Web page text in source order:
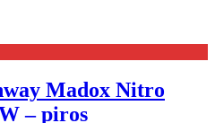
Madox Nitro
– piros